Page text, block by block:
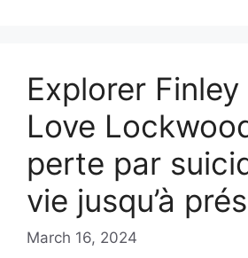
Explorer
Love
perte par
vie jusqu’à
March 16, 2024